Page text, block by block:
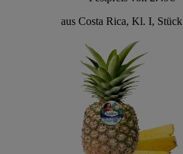
aus Costa Rica, Kl. I, Stück